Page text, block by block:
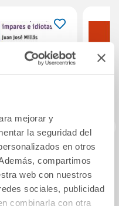
mejorar y
la seguridad del
en otros
compartimos
web con nuestros
sociales, publicidad
combinarla con otra
pares,
e idiotas